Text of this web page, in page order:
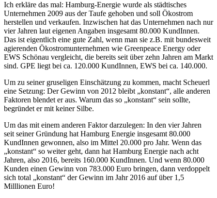
Ich erkläre das mal: Hamburg-Energie wurde als städtisches
Unternehmen 2009 aus der Taufe gehoben und soll Ökostrom
herstellen und verkaufen. Inzwischen hat das Unternehmen nach nur
vier Jahren laut eigenen Angaben insgesamt 80.000 KundInnen.
Das ist eigentlich eine gute Zahl, wenn man sie z.B. mit bundesweit
agierenden Ökostromunternehmen wie Greenpeace Energy oder
EWS Schönau vergleicht, die bereits seit über zehn Jahren am Markt
sind. GPE liegt bei ca. 120.000 KundInnen, EWS bei ca. 140.000.
Um zu seiner gruseligen Einschätzung zu kommen, macht Scheuerl
eine Setzung: Der Gewinn von 2012 bleibt „konstant“, alle anderen
Faktoren blendet er aus. Warum das so „konstant“ sein sollte,
begründet er mit keiner Silbe.
Um das mit einem anderen Faktor darzulegen: In den vier Jahren
seit seiner Gründung hat Hamburg Energie insgesamt 80.000
KundInnen gewonnen, also im Mittel 20.000 pro Jahr. Wenn das
„konstant“ so weiter geht, dann hat Hamburg Energie nach acht
Jahren, also 2016, bereits 160.000 KundInnen. Und wenn 80.000
Kunden einen Gewinn von 783.000 Euro bringen, dann verdoppelt
sich total „konstant“ der Gewinn im Jahr 2016 auf über 1,5
Milllionen Euro!